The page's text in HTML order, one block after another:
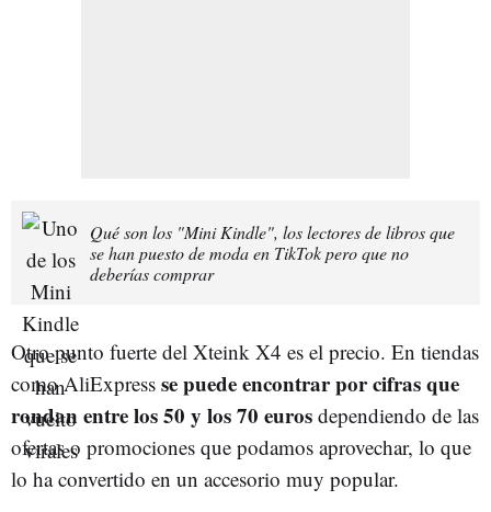
Qué son los "Mini Kindle", los lectores de libros que
se han puesto de moda en TikTok pero que no
deberías comprar
Otro punto fuerte del Xteink X4 es el precio. En tiendas
como AliExpress se puede encontrar por cifras que
rondan entre los 50 y los 70 euros dependiendo de las
ofertas o promociones que podamos aprovechar, lo que
lo ha convertido en un accesorio muy popular.